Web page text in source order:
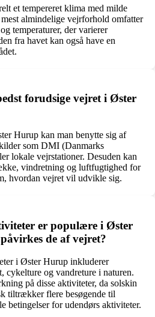
et tempereret klima med milde
almindelige vejrforhold omfatter
temperaturer, der varierer
fra havet kan også have en
forudsige vejret i Øster
Hurup kan man benytte sig af
som DMI (Danmarks
lokale vejrstationer. Desuden kan
vindretning og luftfugtighed for
hvordan vejret vil udvikle sig.
er populære i Øster
de af vejret?
i Øster Hurup inkluderer
cykelture og vandreture i naturen.
på disse aktiviteter, da solskin
tiltrækker flere besøgende til
betingelser for udendørs aktiviteter.